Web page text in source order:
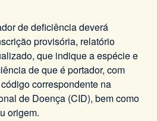
de deficiência deverá
provisória, relatório
que indique a espécie e
de que é portador, com
correspondente na
de Doença (CID), bem como
origem.